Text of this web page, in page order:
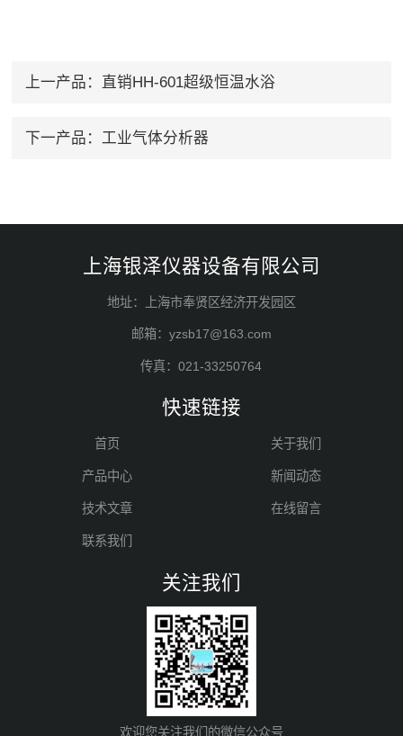
上一产品： 直销HH-601超级恒温水浴
下一产品： 工业气体分析器
上海银泽仪器设备有限公司
地址：上海市奉贤区经济开发园区
邮箱：yzsb17@163.com
传真：021-33250764
快速链接
首页 关于我们
产品中心 新闻动态
技术文章 在线留言
联系我们
关注我们
欢迎您关注我们的微信公众号